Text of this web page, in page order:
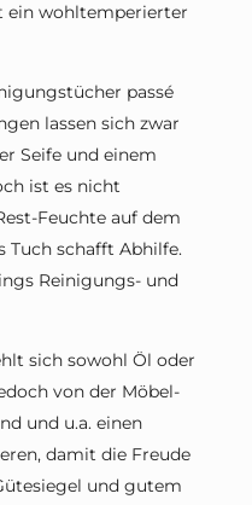
ein wohltemperierter
passé
lassen sich zwar
Seife und einem
ist es nicht
Feuchte auf dem
Tuch schafft Abhilfe.
Reinigungs- und
sich sowohl Öl oder
von der Möbel-
und u.a. einen
damit die Freude
und gutem